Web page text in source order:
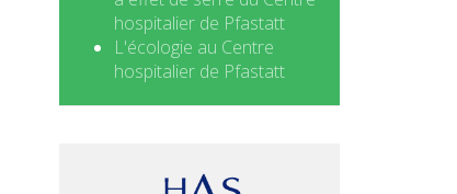
hospitalier de Pfastatt
L'écologie au Centre
hospitalier de Pfastatt